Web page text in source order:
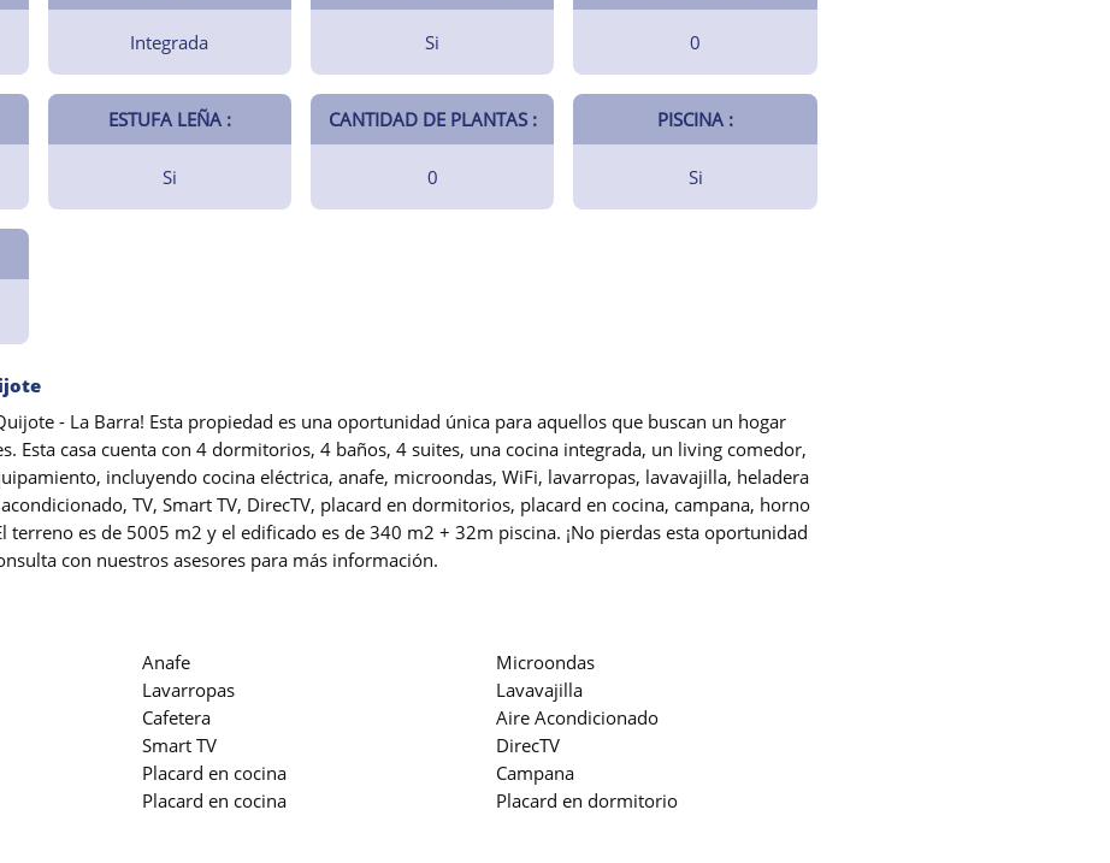
Integrada Si 0
ESTUFA LEÑA :
Si
CANTIDAD DE PLANTAS :
0
PISCINA :
Si
- La Barra! Esta propiedad es una oportunidad única para aquellos que buscan un hogar
Esta casa cuenta con 4 dormitorios, 4 baños, 4 suites, una cocina integrada, un living comedor,
incluyendo cocina eléctrica, anafe, microondas, WiFi, lavarropas, lavavajilla, heladera
TV, Smart TV, DirecTV, placard en dormitorios, placard en cocina, campana, horno
terreno es de 5005 m2 y el edificado es de 340 m2 + 32m piscina. ¡No pierdas esta oportunidad
con nuestros asesores para más información.
Anafe
Microondas
Lavarropas
Lavavajilla
Cafetera
Aire Acondicionado
Smart TV
DirecTV
Placard en cocina
Campana
Placard en cocina
Placard en dormitorio